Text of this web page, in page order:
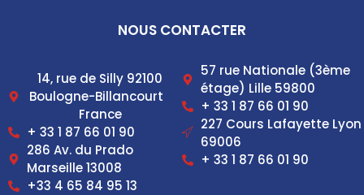
NOUS CONTACTER
14, rue de Silly 92100
Boulogne-Billancourt
France
+ 33 1 87 66 01 90
286 Av. du Prado
Marseille 13008
+33 4 65 84 95 13
57 rue Nationale (3ème
étage) Lille 59800
+ 33 1 87 66 01 90
227 Cours Lafayette Lyon
69006
+ 33 1 87 66 01 90